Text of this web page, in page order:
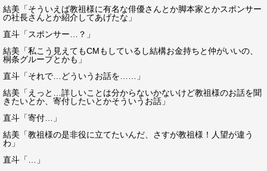
結美「そういえば教祖様に有名な俳優さんとか脚本家とかスポンサー
の社長さんとか紹介してあげたな」
直斗「スポンサー…？」
結美「私こう見えてもCMもしているし結構お金持ちと仲がいいの、
桐条グループとかも」
直斗「それで…どういうお話を……」
結美「えっと…詳しいことは分からないかないけど教祖様のお話を聞
きたいとか、寄付したいとかそういうお話」
直斗「寄付…」
結美「教祖様の是非役に立てたいんだ、さすが教祖様！人望が違う
わ」
直斗「…」